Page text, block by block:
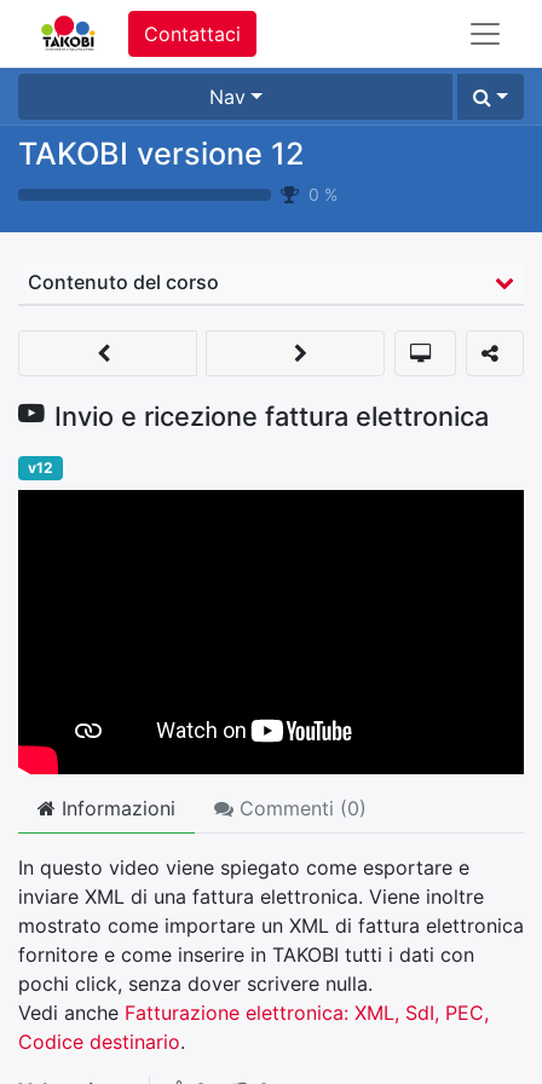
Contattaci
Nav
TAKOBI versione 12
0 %
Contenuto del corso
Invio e ricezione fattura elettronica
v12
Informazioni Commenti (0)
In questo video viene spiegato come esportare e
inviare XML di una fattura elettronica. Viene inoltre
mostrato come importare un XML di fattura elettronica
fornitore e come inserire in TAKOBI tutti i dati con
pochi click, senza dover scrivere nulla.
Vedi anche Fatturazione elettronica: XML, SdI, PEC,
Codice destinario.